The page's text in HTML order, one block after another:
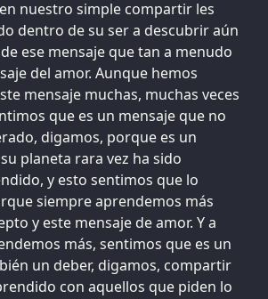
nuestro simple compartir les
dentro de su ser a descubrir aún
ese mensaje que tan a menudo
del amor. Aunque hemos
mensaje muchas, muchas veces
que es un mensaje que no
digamos, porque es un
planeta rara vez ha sido
y esto sentimos que lo
siempre aprendemos más
y este mensaje de amor. Y a
más, sentimos que es un
un deber, digamos, compartir
con aquellos que piden lo